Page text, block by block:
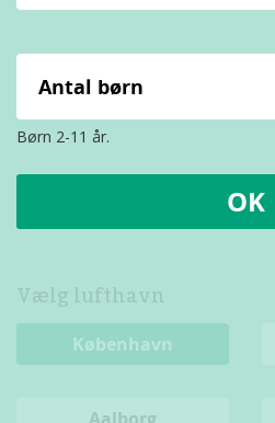
Antal børn
Børn 2-11 år.
OK
Vælg lufthavn
København